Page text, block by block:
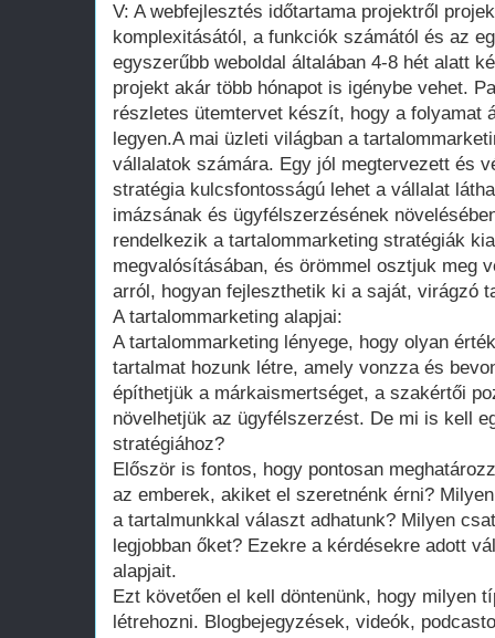
V: A webfejlesztés időtartama projektről
komplexitásától, a funkciók számától és az
egyszerűbb weboldal általában 4-8 hét alatt
projekt akár több hónapot is igénybe vehet.
részletes ütemtervet készít, hogy a folyamat
legyen.A mai üzleti világban a
vállalatok számára. Egy jól megtervezett és
stratégia kulcsfontosságú lehet a vállalat
imázsának és ügyfélszerzésének
rendelkezik a tartalommarketing stratégiák
megvalósításában, és örömmel osztjuk meg
arról, hogyan fejleszthetik ki a saját, virágzó
A tartalommarketing alapjai:
A tartalommarketing lényege, hogy olyan
tartalmat hozunk létre, amely vonzza és
építhetjük a márkaismertséget, a szakértői
növelhetjük az ügyfélszerzést. De mi is kell
stratégiához?
Először is fontos, hogy pontosan
az emberek, akiket el szeretnénk érni?
a tartalmunkkal választ adhatunk? Milyen
legjobban őket? Ezekre a kérdésekre adott
alapjait.
Ezt követően el kell döntenünk, hogy milyen
létrehozni. Blogbejegyzések, videók,